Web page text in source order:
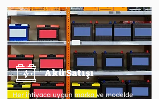
Akü Satışı
Her ihtiyaca uygun marka ve modelde